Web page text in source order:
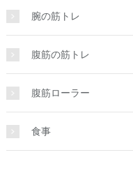
腕の筋トレ
腹筋の筋トレ
腹筋ローラー
食事